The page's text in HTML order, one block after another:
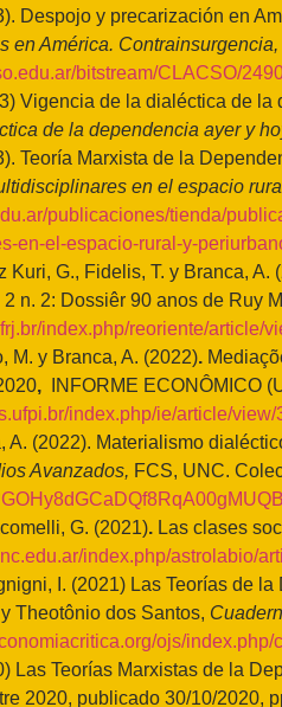
Despojo y precarización en
en América.
bitstream/CLACSO/
Vigencia de la dialéctica de
de la dependencia ayer y
Teoría Marxista de la
en el espacio
publicaciones/tienda/
en-el-espacio-rural-y-
Fidelis, T. y Branca, A.
2 n. 2: Dossiêr 90 anos de Ruy
index.php/reoriente/article/
Branca, A. (2022).
,
INFORME ECONÔMICO
index.php/ie/article/view/
Materialismo dialéctico e
Avanzados, FCS, UNC.
G. (2021). Las clases
index.php/astrolabio/
I. (2021) Las Teorías de
Theotônio dos Santos,
ojs/index.php/
Las Teorías Marxistas de la
2020, publicado 30/10/2020,